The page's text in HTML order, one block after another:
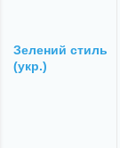
Зелений стиль
(укр.)